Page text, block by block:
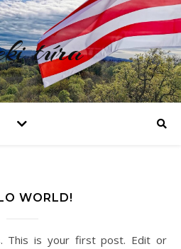
túra
WORLD!